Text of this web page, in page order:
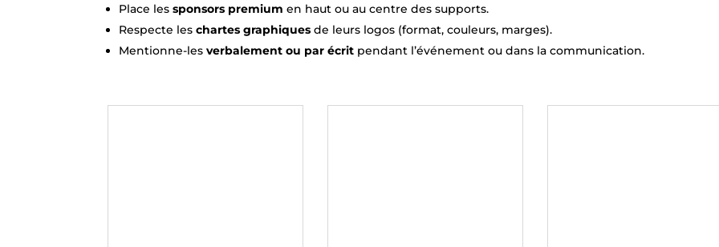
Place lessponsors premium en haut ou au centre des supports.
Respecte leschartes graphiques de leurs logos (format, couleurs, marges).
Mentionne-lesverbalement ou par écrit pendant l’événement ou dans la communication.